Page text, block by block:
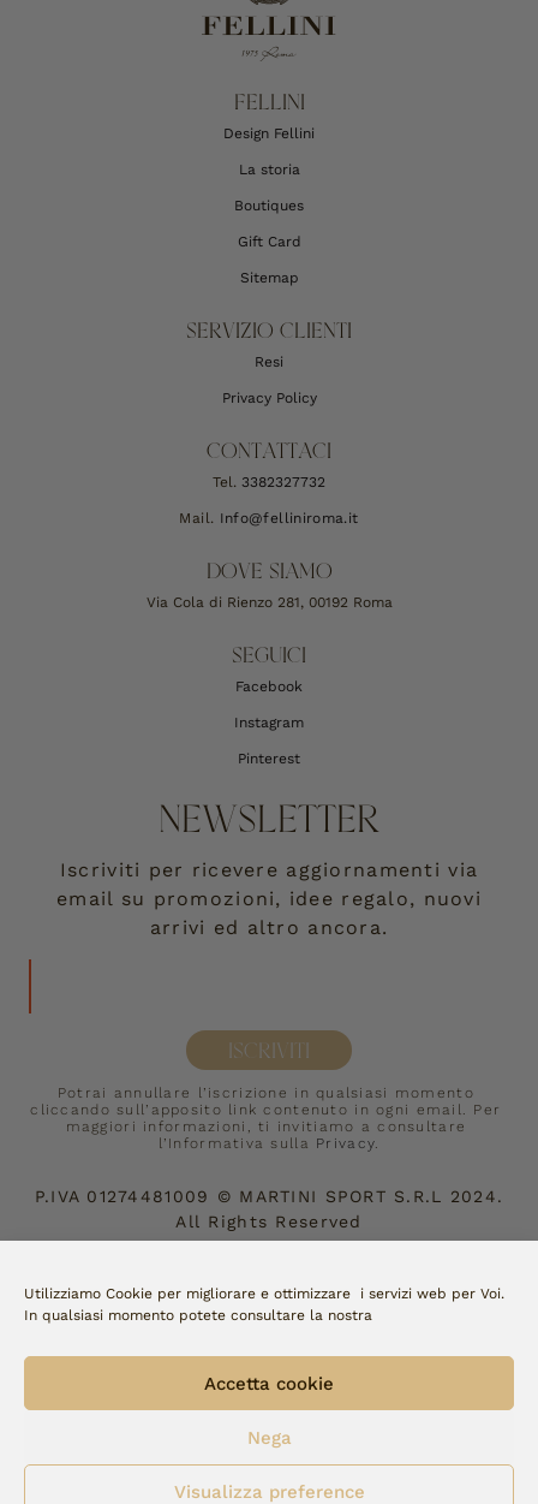
Utilizziamo Cookie per migliorare e ottimizzare i servizi web per Voi.
In qualsiasi momento potete consultare la nostra
Accetta cookie
Nega
Visualizza preference
FELLINI
Design Fellini
La storia
Boutiques
Gift Card
Sitemap
SERVIZIO CLIENTI
Resi
Privacy Policy
CONTATTACI
Tel. 3382327732
Mail. Info@felliniroma.it
DOVE SIAMO
Via Cola di Rienzo 281, 00192 Roma
SEGUICI
Facebook
Instagram
Pinterest
NEWSLETTER
Iscriviti per ricevere aggiornamenti via
email su promozioni, idee regalo, nuovi
arrivi ed altro ancora.
ISCRIVITI
Potrai annullare l’iscrizione in qualsiasi momento
cliccando sull’apposito link contenuto in ogni email. Per
maggiori informazioni, ti invitiamo a consultare
l’Informativa sulla Privacy.
P.IVA 01274481009 © MARTINI SPORT S.R.L
2024.
All Rights Reserved